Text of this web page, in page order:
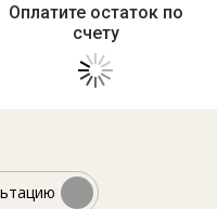
Оплатите остаток по
счету